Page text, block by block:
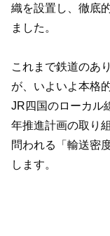
織を設置し、徹底
ました。
これまで鉄道のあ
が、いよいよ本格
JR四国のローカル
年推進計画の取り
問われる「輸送密
します。